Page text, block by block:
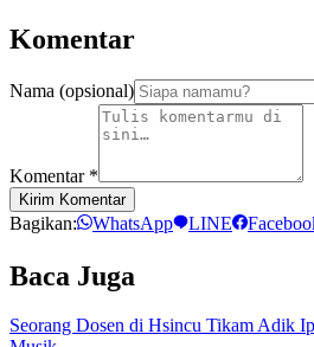
Komentar
Nama (opsional)
Komentar *
Kirim Komentar
Bagikan: WhatsApp LINE
Baca Juga
Seorang Dosen di Hsincu Tikam Adik